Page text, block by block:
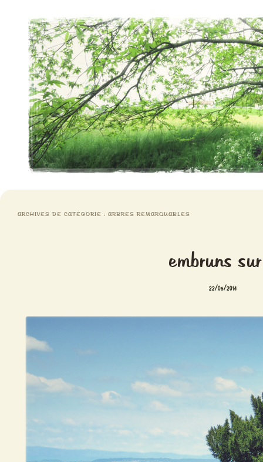
Meristemes
ARCHIVES DE CATÉGORIE : ARBRES REMARQUABLES
embruns
22/05/2014